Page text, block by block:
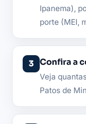
Ipanema),
porte (MEI,
Confira a
Veja
Patos de